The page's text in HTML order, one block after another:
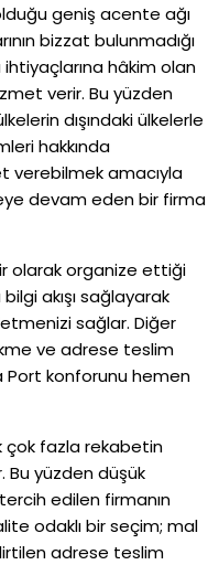
geniş acente ağı
bizzat bulunmadığı
hâkim olan
verir. Bu yüzden
dışındaki ülkelerle
hakkında
verebilmek amacıyla
devam eden bir firma
olarak organize ettiği
akışı sağlayarak
sağlar. Diğer
ve adrese teslim
Port konforunu hemen
çok fazla rekabetin
yüzden düşük
edilen firmanın
odaklı bir seçim; mal
adrese teslim